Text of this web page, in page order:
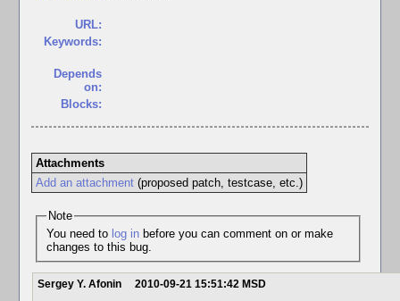
URL:
Keywords:
Depends
on:
Blocks:
Attachments
Add an attachment(proposed patch, testcase, etc.)
Note
You need to log inbefore you can comment on or make
changes to this bug.
Sergey Y. Afonin 2010-09-21 15:51:42 MSD